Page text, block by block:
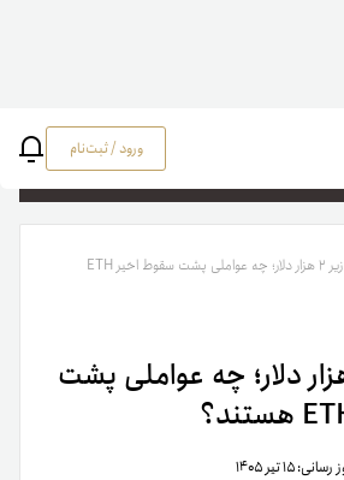
ورود / ثبت‌نام
اتریوم زیر ۲ هزار دلار؛ چه عواملی پشت سقوط اخیر ETH
زیر ۲ هزار دلار؛ چه عواملی پشت
رسانی:۱۵ تیر ۱۴۰۵